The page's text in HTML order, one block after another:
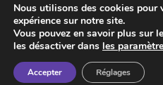
Nous utilisons des cookies
expérience sur notre site.
Vous pouvez en savoir plus sur
les désactiver dans les
Accepter Réglages